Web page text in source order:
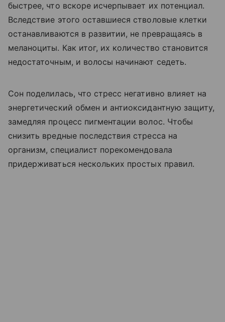
быстрее, что вскоре исчерпывает их потенциал.
Вследствие этого оставшиеся стволовые клетки
останавливаются в развитии, не превращаясь в
меланоциты. Как итог, их количество становится
недостаточным, и волосы начинают седеть.
Сон поделилась, что стресс негативно влияет на
энергетический обмен и антиоксидантную защиту,
замедляя процесс пигментации волос. Чтобы
снизить вредные последствия стресса на
организм, специалист порекомендовала
придерживаться нескольких простых правил.